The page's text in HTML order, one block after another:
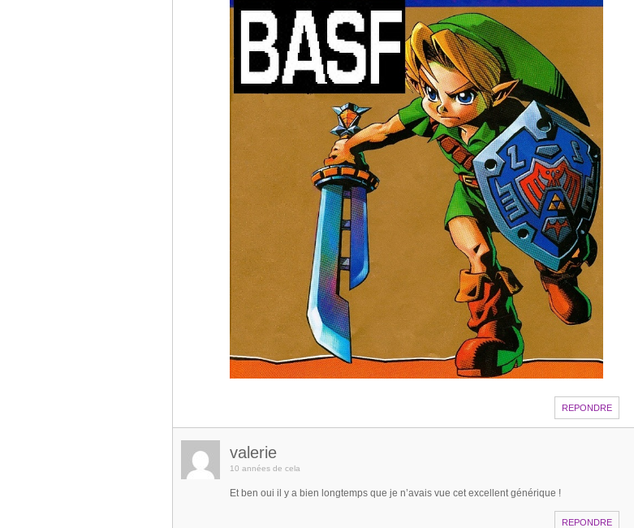
REPONDRE
valerie
10 années de cela
Et ben oui il y a bien longtemps que je n’avais vue cet excellent générique !
REPONDRE